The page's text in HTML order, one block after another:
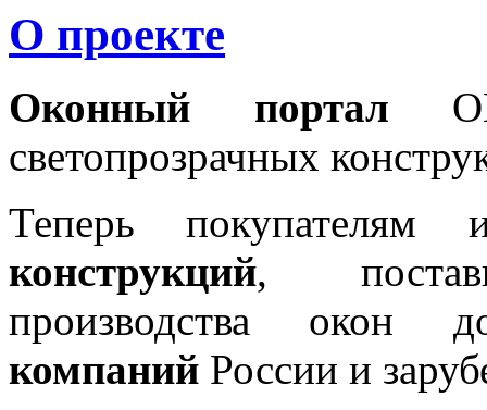
О проекте
Оконный портал
светопрозрачных
Теперь покупателям
конструкций,
производства окон
компаний России и